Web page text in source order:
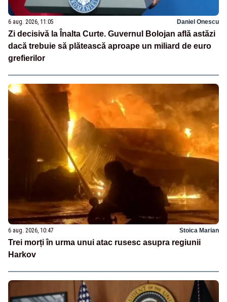
6 aug. 2026, 11:05 Daniel Onescu
Zi decisivă la Înalta Curte. Guvernul Bolojan află astăzi
dacă trebuie să plătească aproape un miliard de euro
grefierilor
6 aug. 2026, 10:47 Stoica Marian
Trei morți în urma unui atac rusesc asupra regiunii
Harkov